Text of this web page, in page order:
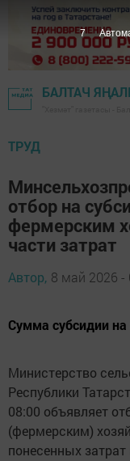
БАЛТАЧ
ТРУД
отбор на
фермерским
части затрат
Автор, 8 май 2026 -
Сумма субсидии
Министерство
Республики
08:00 объявляет
(фермерским)
понесенных
6